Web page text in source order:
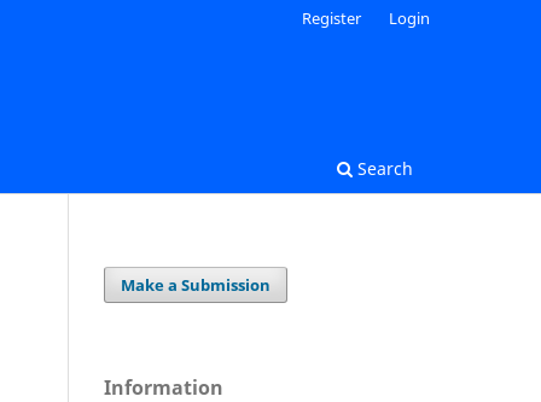
Search
Register Login
Make a Submission
Information